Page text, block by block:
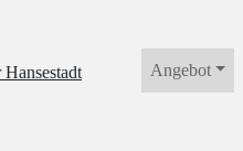
Hansestadt
Angebot